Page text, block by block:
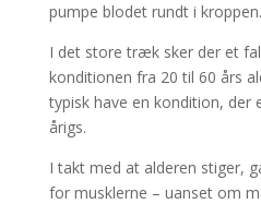
pumpe blodet rundt i kroppen.
I det store træk sker der et
konditionen fra 20 til 60 års
typisk have en kondition, der
årigs.
I takt med at alderen stiger,
for musklerne – uanset om